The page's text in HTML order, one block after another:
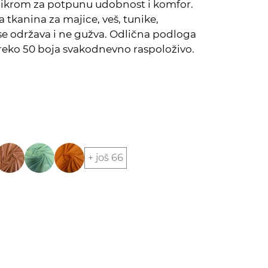
za potpunu udobnost i komfor.
tkanina za majice, veš, tunike,
održava i ne gužva. Odlična podloga
50 boja svakodnevno raspoloživo.
+ još 66